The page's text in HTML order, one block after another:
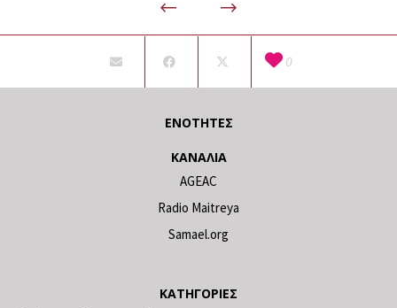
0
ΕΝΌΤΗΤΕΣ
ΚΑΝΆΛΙΑ
AGEAC
Radio Maitreya
Samael.org
ΚΑΤΗΓΟΡΊΕΣ